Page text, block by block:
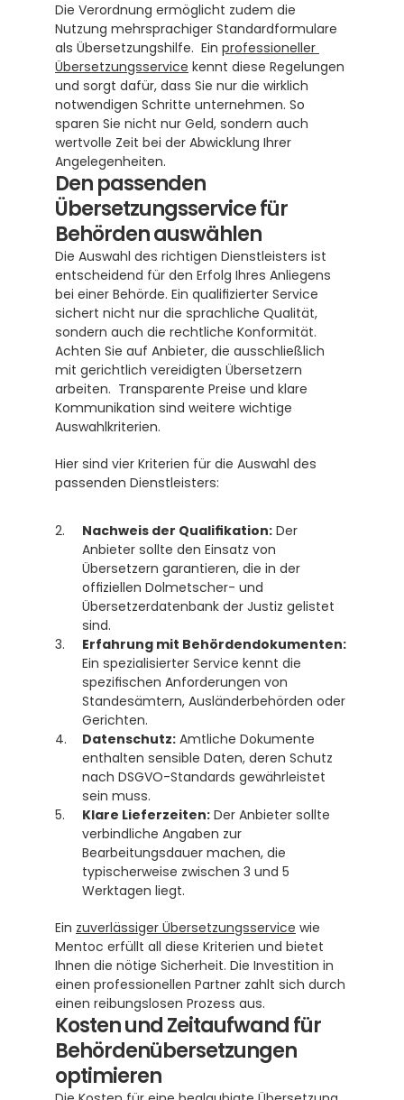
Die Verordnung ermöglicht zudem die
Nutzung mehrsprachiger Standardformulare
als Übersetzungshilfe.  Ein professioneller
Übersetzungsservice kennt diese Regelungen
und sorgt dafür, dass Sie nur die wirklich
notwendigen Schritte unternehmen. So
sparen Sie nicht nur Geld, sondern auch
wertvolle Zeit bei der Abwicklung Ihrer
Angelegenheiten.
Den passenden
Übersetzungsservice für
Behörden auswählen
Die Auswahl des richtigen Dienstleisters ist
entscheidend für den Erfolg Ihres Anliegens
bei einer Behörde. Ein qualifizierter Service
sichert nicht nur die sprachliche Qualität,
sondern auch die rechtliche Konformität.
Achten Sie auf Anbieter, die ausschließlich
mit gerichtlich vereidigten Übersetzern
arbeiten.  Transparente Preise und klare
Kommunikation sind weitere wichtige
Auswahlkriterien.
Hier sind vier Kriterien für die Auswahl des
passenden Dienstleisters:
Nachweis der Qualifikation: Der
Anbieter sollte den Einsatz von
Übersetzern garantieren, die in der
offiziellen Dolmetscher- und
Übersetzerdatenbank der Justiz gelistet
sind.
Erfahrung mit Behördendokumenten:
Ein spezialisierter Service kennt die
spezifischen Anforderungen von
Standesämtern, Ausländerbehörden oder
Gerichten.
Datenschutz: Amtliche Dokumente
enthalten sensible Daten, deren Schutz
nach DSGVO-Standards gewährleistet
sein muss.
Klare Lieferzeiten: Der Anbieter sollte
verbindliche Angaben zur
Bearbeitungsdauer machen, die
typischerweise zwischen 3 und 5
Werktagen liegt.
Ein zuverlässiger Übersetzungsservice wie
Mentoc erfüllt all diese Kriterien und bietet
Ihnen die nötige Sicherheit. Die Investition in
einen professionellen Partner zahlt sich durch
einen reibungslosen Prozess aus.
Kosten und Zeitaufwand für
Behördenübersetzungen
optimieren